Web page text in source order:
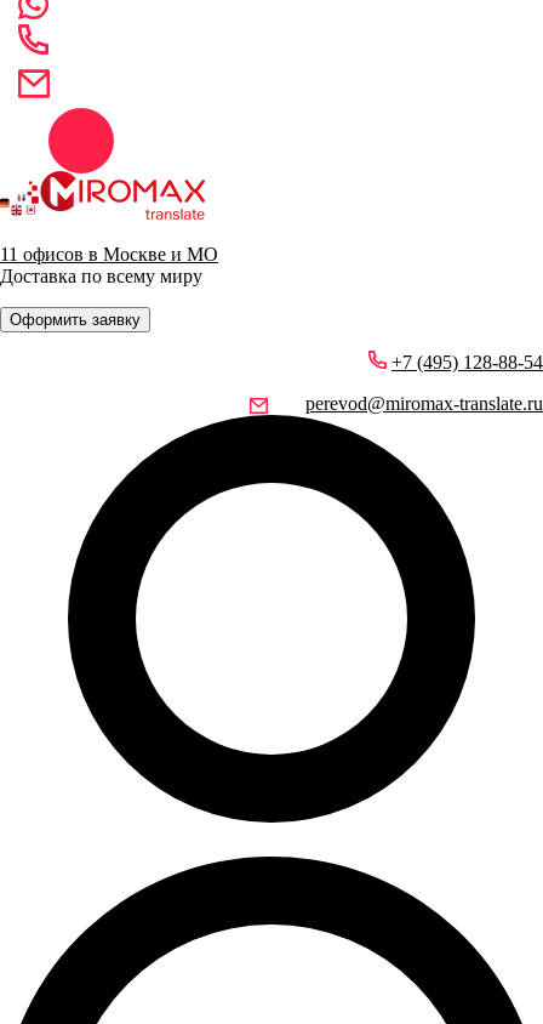
11 офисов в Москве и МО
Доставка по всему миру
Оформить заявку
+7 (495) 128-88-54
perevod@miromax-translate.ru